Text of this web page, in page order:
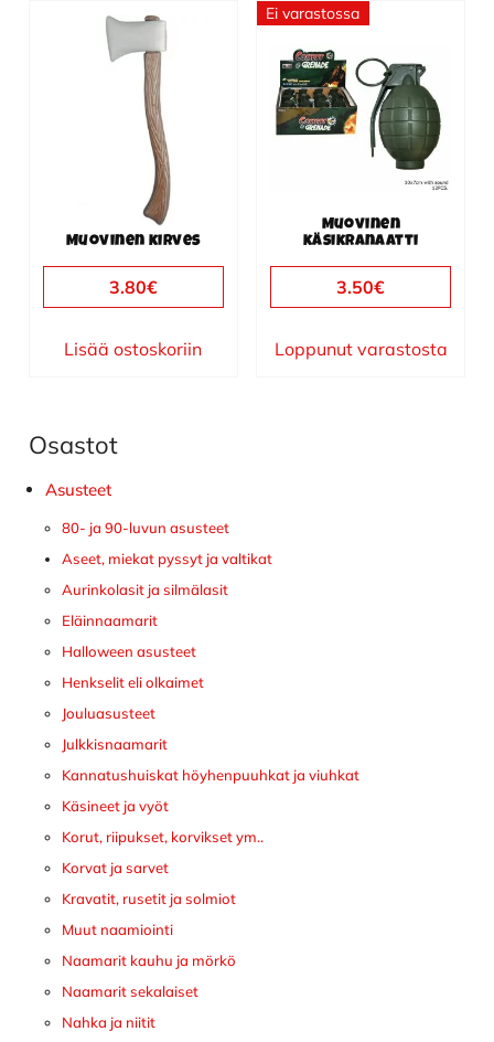
Muovinen kirves
3.80€
Lisää ostoskoriin
Ei varastossa
Muovinen
käsikranaatti
3.50€
Loppunut varastosta
Ensisijainen
sivupalkki
Osastot
Asusteet
80- ja 90-luvun asusteet
Aseet, miekat pyssyt ja valtikat
Aurinkolasit ja silmälasit
Eläinnaamarit
Halloween asusteet
Henkselit eli olkaimet
Jouluasusteet
Julkkisnaamarit
Kannatushuiskat höyhenpuuhkat ja viuhkat
Käsineet ja vyöt
Korut, riipukset, korvikset ym..
Korvat ja sarvet
Kravatit, rusetit ja solmiot
Muut naamiointi
Naamarit kauhu ja mörkö
Naamarit sekalaiset
Nahka ja niitit